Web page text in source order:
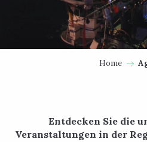
Home
Entdecken Sie die
Veranstaltungen in der